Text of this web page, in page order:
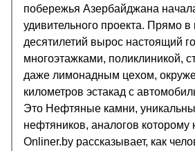
побережья Азербайджана
удивительного проекта. Прямо в
десятилетий вырос настоящий
многоэтажками, поликлиникой,
даже лимонадным цехом,
километров эстакад с
Это Нефтяные камни,
нефтяников, аналогов которому
Onliner.by рассказывает, как